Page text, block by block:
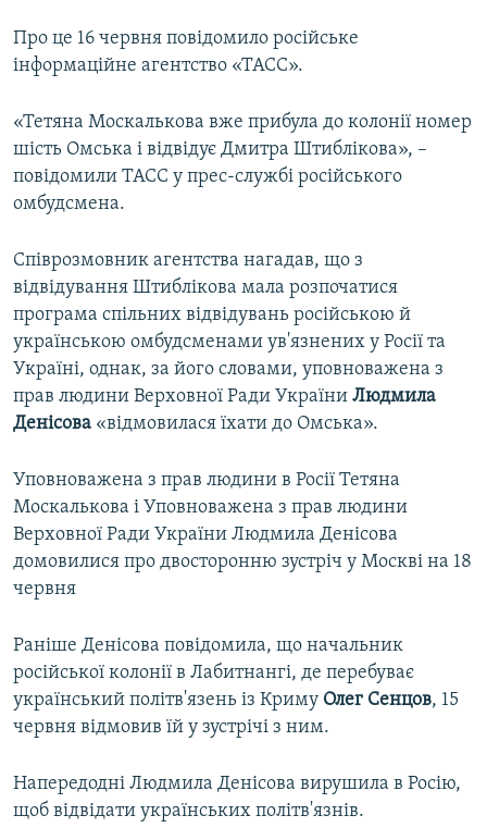
Про це 16 червня повідомило російське
інформаційне агентство «ТАСС».
«Тетяна Москалькова вже прибула до колонії номер
шість Омська і відвідує Дмитра Штиблікова», –
повідомили ТАСС у прес-службі російського
омбудсмена.
Співрозмовник агентства нагадав, що з
відвідування Штиблікова мала розпочатися
програма спільних відвідувань російською й
українською омбудсменами ув'язнених у Росії та
Україні, однак, за його словами, уповноважена з
прав людини Верховної Ради України Людмила
Денісова «відмовилася їхати до Омська».
Уповноважена з прав людини в Росії Тетяна
Москалькова і Уповноважена з прав людини
Верховної Ради України Людмила Денісова
домовилися про двосторонню зустріч у Москві на 18
червня
Раніше Денісова повідомила, що начальник
російської колонії в Лабитнангі, де перебуває
український політв'язень із Криму Олег Сенцов, 15
червня відмовив їй у зустрічі з ним.
Напередодні Людмила Денісова вирушила в Росію,
щоб відвідати українських політв'язнів.